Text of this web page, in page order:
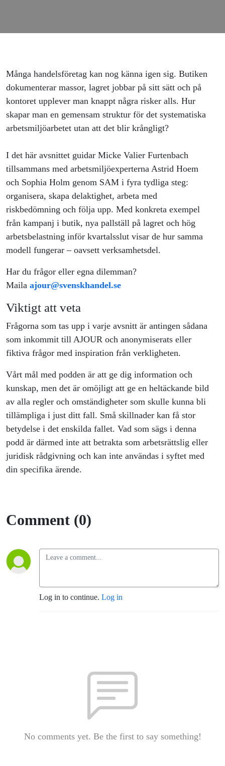
och kontor
Många handelsföretag kan nog känna igen sig. Butiken
dokumenterar massor, lagret jobbar på sitt sätt och på
kontoret upplever man knappt några risker alls. Hur
skapar man en gemensam struktur för det systematiska
arbetsmiljöarbetet utan att det blir krångligt?
I det här avsnittet guidar Micke Valier Furtenbach
tillsammans med arbetsmiljöexperterna Astrid Hoem
och Sophia Holm genom SAM i fyra tydliga steg:
organisera, skapa delaktighet, arbeta med
riskbedömning och följa upp. Med konkreta exempel
från kampanj i butik, nya pallställ på lagret och hög
arbetsbelastning inför kvartalsslut visar de hur samma
modell fungerar – oavsett verksamhetsdel.
Har du frågor eller egna dilemman?
Maila ajour@svenskhandel.se
Viktigt att veta
Frågorna som tas upp i varje avsnitt är antingen sådana
som inkommit till AJOUR och anonymiserats eller
fiktiva frågor med inspiration från verkligheten.
Vårt mål med podden är att ge dig information och
kunskap, men det är omöjligt att ge en heltäckande bild
av alla regler och omständigheter som skulle kunna bli
tillämpliga i just ditt fall. Små skillnader kan få stor
betydelse i det enskilda fallet. Vad som sägs i denna
podd är därmed inte att betrakta som arbetsrättslig eller
juridisk rådgivning och kan inte användas i syftet med
din specifika ärende.
Comment (0)
Log in to continue. Log in
No comments yet. Be the first to say something!